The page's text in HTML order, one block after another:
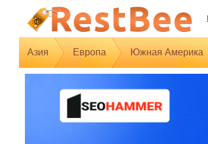
Азия Европа Южная Америка